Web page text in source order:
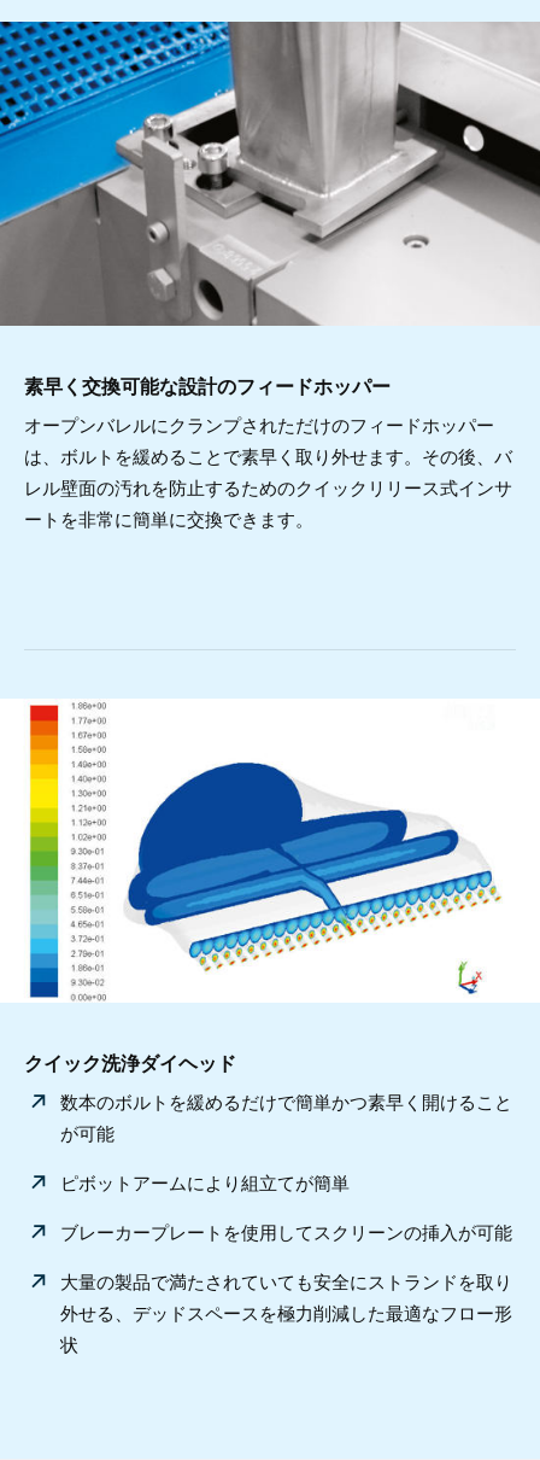
素早く交換可能な設計のフィードホッパー
オープンバレルにクランプされただけのフィードホッパー
は、ボルトを緩めることで素早く取り外せます。その後、バ
レル壁面の汚れを防止するためのクイックリリース式インサ
ートを非常に簡単に交換できます。
クイック洗浄ダイヘッド
数本のボルトを緩めるだけで簡単かつ素早く開けること
が可能
ピボットアームにより組立てが簡単
ブレーカープレートを使用してスクリーンの挿入が可能
大量の製品で満たされていても安全にストランドを取り
外せる、デッドスペースを極力削減した最適なフロー形
状